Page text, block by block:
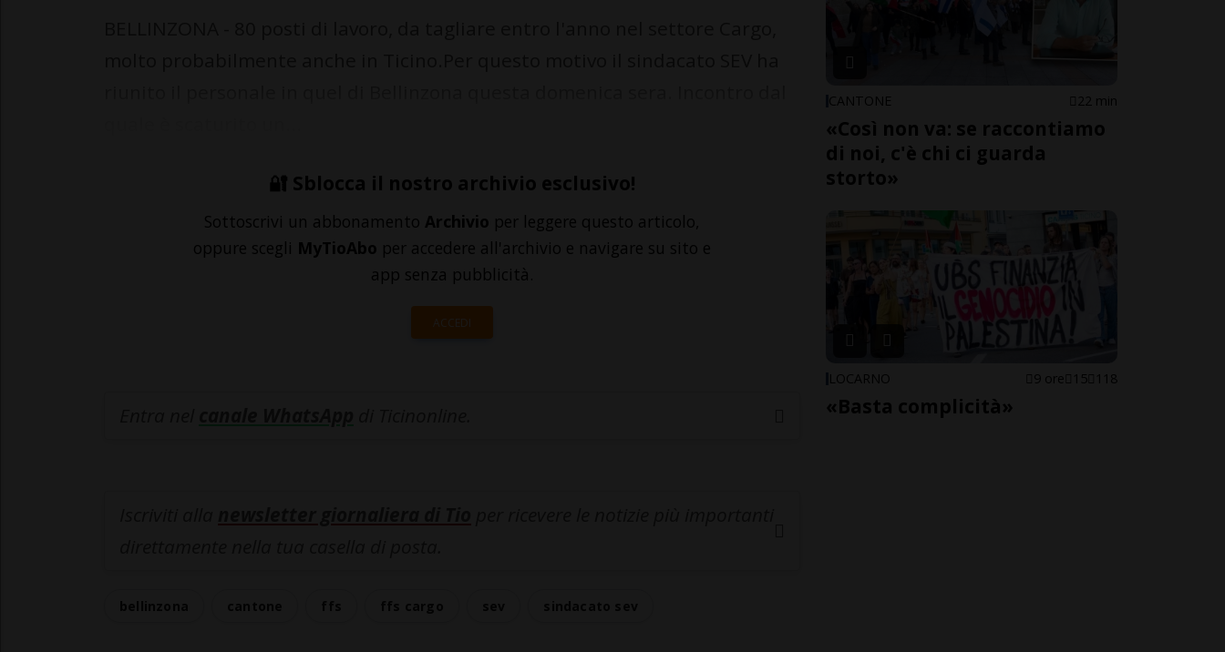
🔐 Sblocca il nostro archivio esclusivo!
Sottoscrivi un abbonamento Archivio per leggere questo articolo,
oppure scegli MyTioAbo per accedere all'archivio e navigare su sito e
app senza pubblicità.
ACCEDI
CANTONE 22 min
«Così non va: se raccontiamo
di noi, c'è chi ci guarda
storto»
LOCARNO 9 ore 15 118
«Basta complicità»